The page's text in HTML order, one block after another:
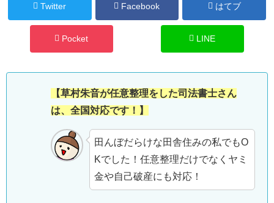
Twitter Facebook はてブ
Pocket LINE
【草村朱音が任意整理をした司法書士さん
は、全国対応です！】
田んぼだらけな田舎住みの私でもO
Kでした！任意整理だけでなくヤミ
金や自己破産にも対応！